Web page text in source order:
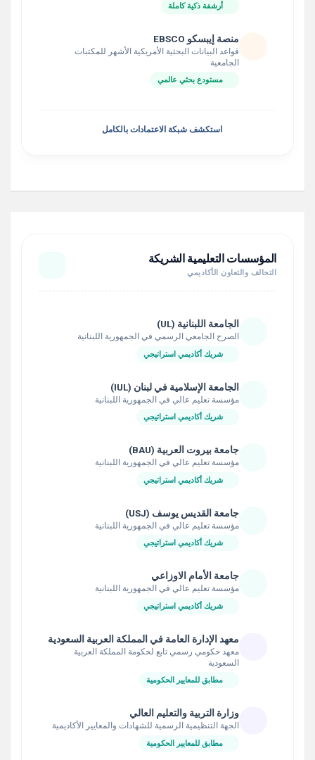
أرشفة ذكية كاملة
منصة إيبسكو EBSCO
قواعد البيانات البحثية الأمريكية الأشهر للمكتبات
الجامعية
مستودع بحثي عالمي
استكشف شبكة الاعتمادات بالكامل
المؤسسات التعليمية الشريكة
التحالف والتعاون الأكاديمي
الجامعة اللبنانية (UL)
الصرح الجامعي الرسمي في الجمهورية اللبنانية
شريك أكاديمي استراتيجي
الجامعة الإسلامية في لبنان (IUL)
مؤسسة تعليم عالي في الجمهورية اللبنانية
شريك أكاديمي استراتيجي
جامعة بيروت العربية (BAU)
مؤسسة تعليم عالي في الجمهورية اللبنانية
شريك أكاديمي استراتيجي
جامعة القديس يوسف (USJ)
مؤسسة تعليم عالي في الجمهورية اللبنانية
شريك أكاديمي استراتيجي
جامعة الأمام الاوزاعي
مؤسسة تعليم عالي في الجمهورية اللبنانية
شريك أكاديمي استراتيجي
معهد الإدارة العامة في المملكة العربية السعودية
معهد حكومي رسمي تابع لحكومة المملكة العربية
السعودية
مطابق للمعايير الحكومية
وزارة التربية والتعليم العالي
الجهة التنظيمية الرسمية للشهادات والمعايير الأكاديمية
مطابق للمعايير الحكومية